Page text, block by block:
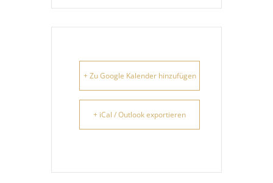
+ Zu Google Kalender hinzufügen
+ iCal / Outlook exportieren